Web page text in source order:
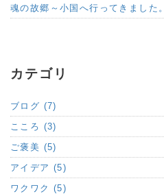
魂の故郷～小国へ行ってきました。
カテゴリ
ブログ (7)
こころ (3)
ご褒美 (5)
アイデア (5)
ワクワク (5)